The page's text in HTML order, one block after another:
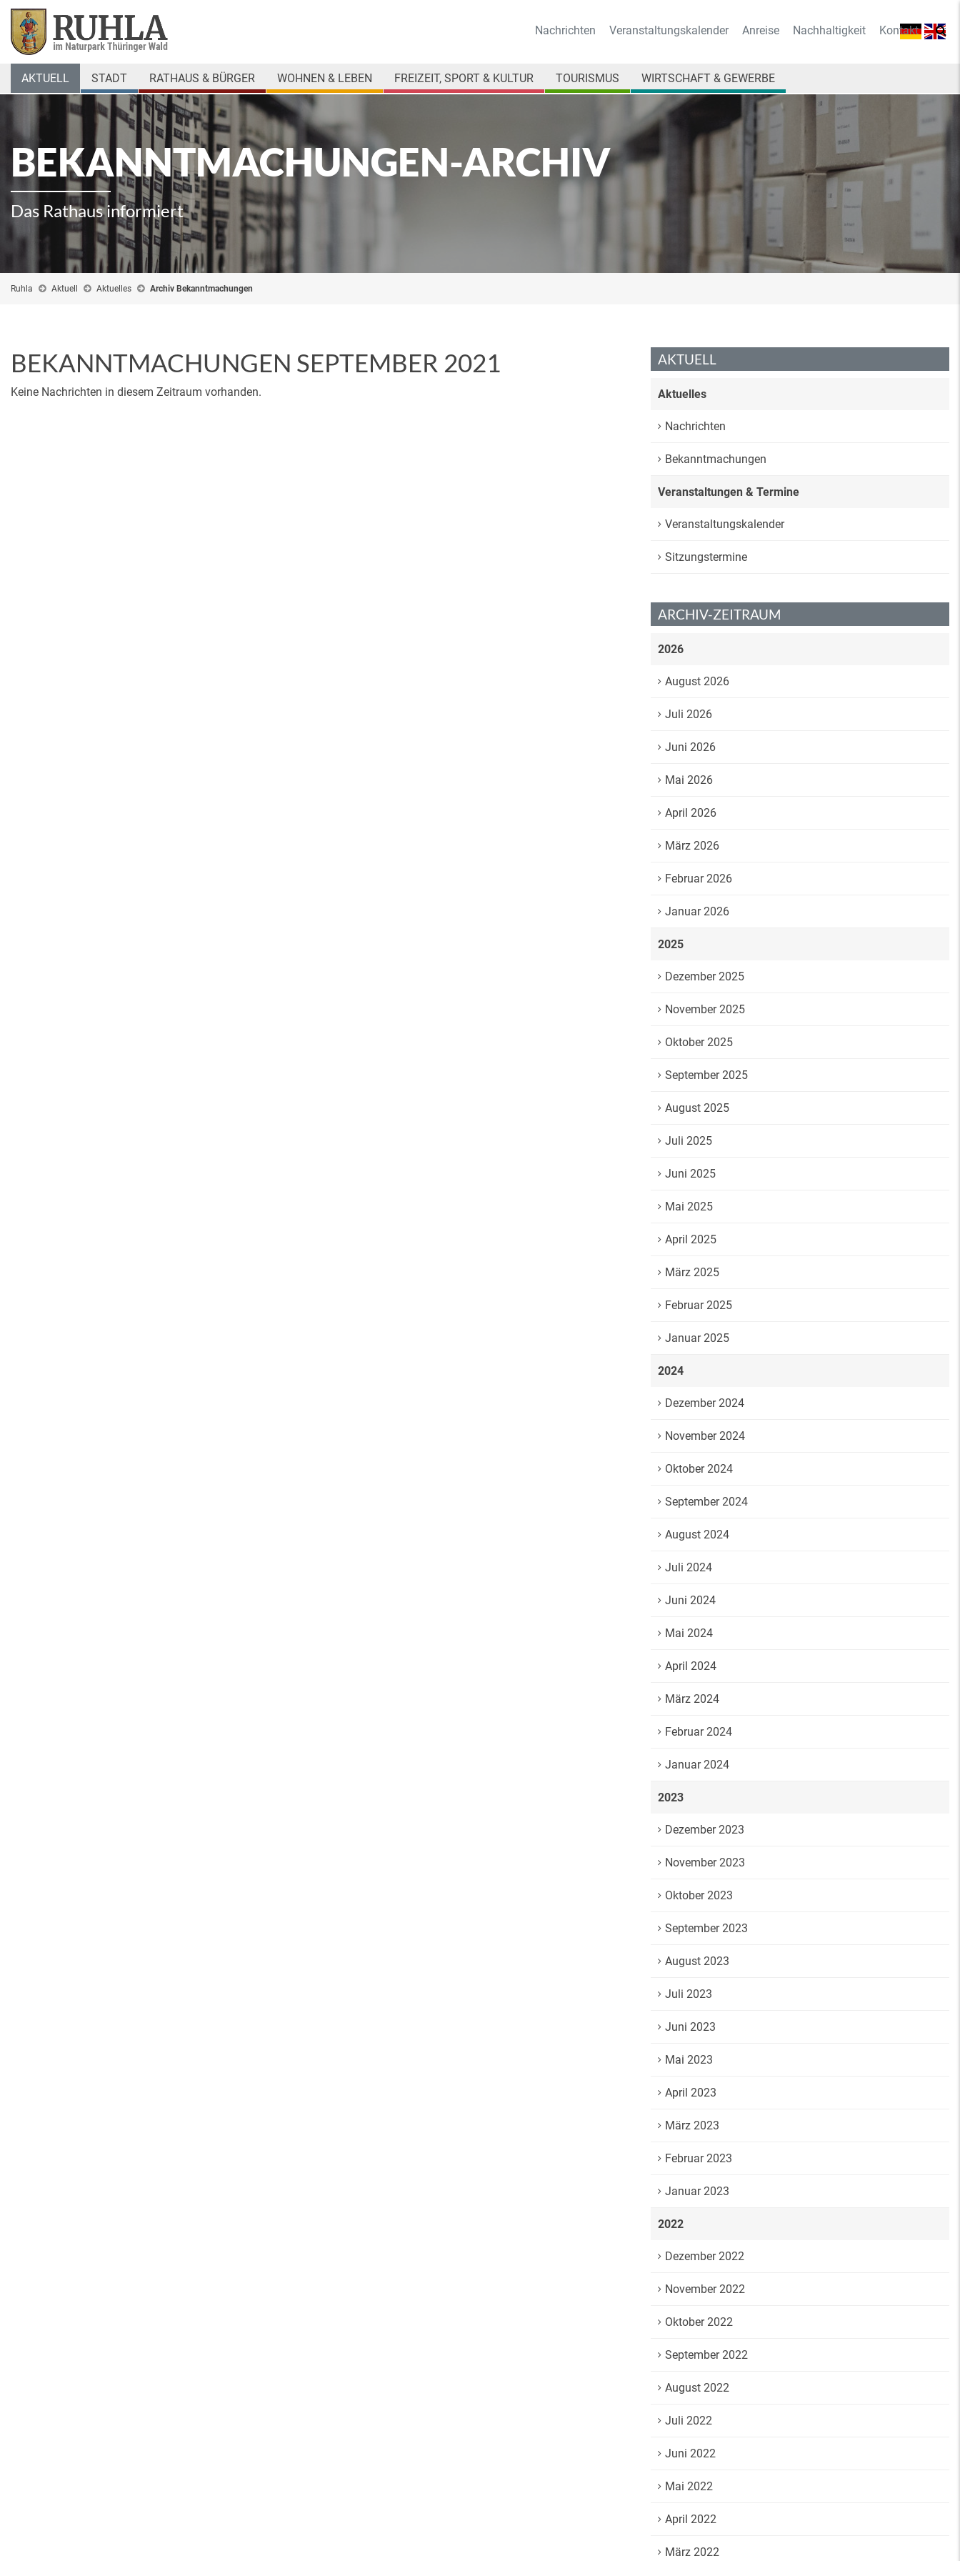
Nachrichten Veranstaltungskalender Anreise Nachhaltigkeit Kontakt
AKTUELL STADT RATHAUS & BÜRGER WOHNEN & LEBEN FREIZEIT, SPORT & KULTUR TOURISMUS WIRTSCHAFT & GEWERBE
BEKANNTMACHUNGEN-ARCHIV
Das Rathaus informiert
Ruhla Aktuell Aktuelles Archiv Bekanntmachungen
BEKANNTMACHUNGEN SEPTEMBER 2021
Keine Nachrichten in diesem Zeitraum vorhanden.
AKTUELL
Aktuelles
Nachrichten
Bekanntmachungen
Veranstaltungen & Termine
Veranstaltungskalender
Sitzungstermine
ARCHIV-ZEITRAUM
2026
August 2026
Juli 2026
Juni 2026
Mai 2026
April 2026
März 2026
Februar 2026
Januar 2026
2025
Dezember 2025
November 2025
Oktober 2025
September 2025
August 2025
Juli 2025
Juni 2025
Mai 2025
April 2025
März 2025
Februar 2025
Januar 2025
2024
Dezember 2024
November 2024
Oktober 2024
September 2024
August 2024
Juli 2024
Juni 2024
Mai 2024
April 2024
März 2024
Februar 2024
Januar 2024
2023
Dezember 2023
November 2023
Oktober 2023
September 2023
August 2023
Juli 2023
Juni 2023
Mai 2023
April 2023
März 2023
Februar 2023
Januar 2023
2022
Dezember 2022
November 2022
Oktober 2022
September 2022
August 2022
Juli 2022
Juni 2022
Mai 2022
April 2022
März 2022